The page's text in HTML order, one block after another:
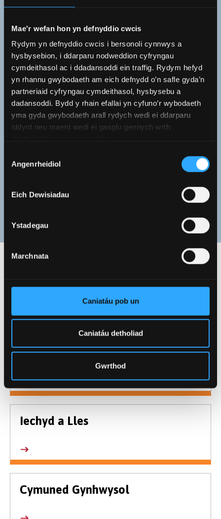
Mae'r wefan hon yn defnyddio cwcis
Rydym yn defnyddio cwcis i bersonoli cynnwys a
hysbysebion, i ddarparu nodweddion cyfryngau
cymdeithasol ac i ddadansoddi ein traffig. Rydym hefyd
yn rhannu gwybodaeth am eich defnydd o’n safle gyda’n
partneriaid cyfryngau cymdeithasol, hysbysebu a
dadansoddi. Bydd y rhain efallai yn cyfuno’r wybodaeth
yma gyda gwybodaeth arall rydych wedi ei ddarparu
iddynt neu maent wedi ei gasglu gennych wrth
Caniatâd
Angenrheidiol
Eich Dewisiadau
Ystadegau
Marchnata
Caniatáu pob un
Caniatáu detholiad
Gwrthod
AMDANOM NI
Ein nod yw galluogi myfyrwyr i drosglwyddo'n
llwyddiannus i addysg uwch, er mwyn cyflawni eu
potensial academaidd a datblygu'r sgiliau a'r
wybodaeth iddynt fod yn llwyddiannus yn eu
Canolfan Access
Myfyrwyr Sydd Wedi Gadael Gofal
Iechyd a Lles
Cymuned Gynhwysol